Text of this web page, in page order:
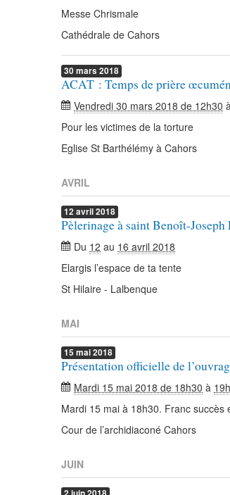
Messe Chrismale
Cathédrale de Cahors
30 mars 2018
ACAT : Temps de prière
Vendredi 30 mars 2018 de 12h30
Pour les victimes de la torture
Eglise St Barthélémy à Cahors
AVRIL
12 avril2018
Pèlerinage à saint Benoît-Joseph
Du 12 au 16 avril 2018
Elargis l’espace de ta tente
St Hilaire - Lalbenque
MAI
15 mai2018
Présentation officielle de
Mardi 15 mai 2018 de 18h30 à
Mardi 15 mai à 18h30. Franc succès
Cour de l’archidiaconé Cahors
JUIN